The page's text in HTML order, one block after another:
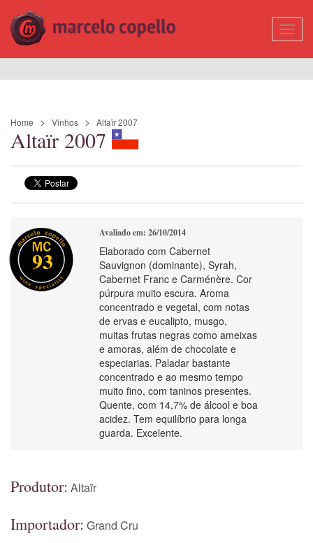
Home Vinhos Altaïr 2007
Altaïr 2007
93
Avaliado em: 26/10/2014
Elaborado com Cabernet
Sauvignon (dominante), Syrah,
Cabernet Franc e Carménère. Cor
púrpura muito escura. Aroma
concentrado e vegetal, com notas
de ervas e eucalipto, musgo,
muitas frutas negras como ameixas
e amoras, além de chocolate e
especiarias. Paladar bastante
concentrado e ao mesmo tempo
muito fino, com taninos presentes.
Quente, com 14,7% de álcool e boa
acidez. Tem equilíbrio para longa
guarda. Excelente.
Produtor: Altaïr
Importador: Grand Cru